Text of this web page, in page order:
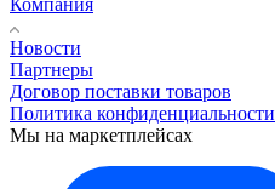
Новости
Партнеры
Договор поставки товаров
Политика конфиденциальности
Мы на маркетплейсах